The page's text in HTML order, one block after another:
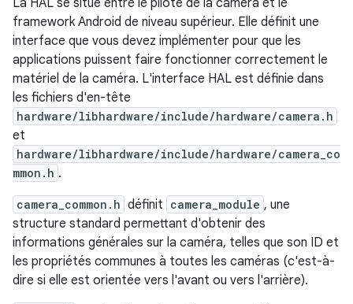
framework Android de niveau supérieur. Elle définit une
interface que vous devez implémenter pour que les
applications puissent faire fonctionner correctement le
matériel de la caméra. L'interface HAL est définie dans
les fichiers d'en-tête
hardware/libhardware/include/hardware/camera.h
et
hardware/libhardware/include/hardware/camera_co
mmon.h .
camera_common.h définit camera_module , une
structure standard permettant d'obtenir des
informations générales sur la caméra, telles que son ID et
les propriétés communes à toutes les caméras (c'est-à-
dire si elle est orientée vers l'avant ou vers l'arrière).